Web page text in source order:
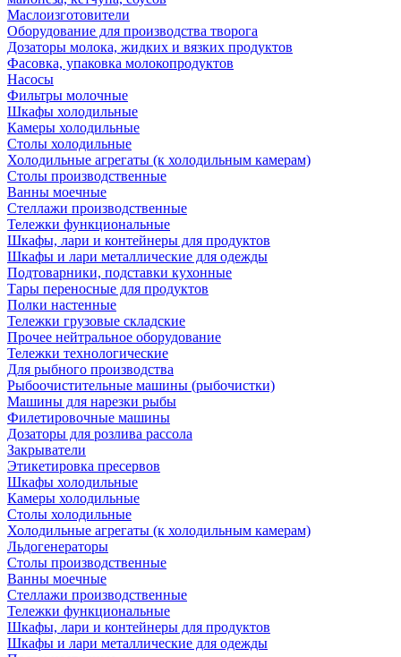
Маслоизготовители
Оборудование для производства творога
Дозаторы молока, жидких и вязких продуктов
Фасовка, упаковка молокопродуктов
Насосы
Фильтры молочные
Шкафы холодильные
Камеры холодильные
Столы холодильные
Холодильные агрегаты (к холодильным камерам)
Столы производственные
Ванны моечные
Стеллажи производственные
Тележки функциональные
Шкафы, лари и контейнеры для продуктов
Шкафы и лари металлические для одежды
Подтоварники, подставки кухонные
Тары переносные для продуктов
Полки настенные
Тележки грузовые складские
Прочее нейтральное оборудование
Тележки технологические
Для рыбного производства
Рыбоочистительные машины (рыбочистки)
Машины для нарезки рыбы
Филетировочные машины
Дозаторы для розлива рассола
Закрыватели
Этикетировка пресервов
Шкафы холодильные
Камеры холодильные
Столы холодильные
Холодильные агрегаты (к холодильным камерам)
Льдогенераторы
Столы производственные
Ванны моечные
Стеллажи производственные
Тележки функциональные
Шкафы, лари и контейнеры для продуктов
Шкафы и лари металлические для одежды